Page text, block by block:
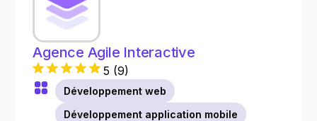
Agence Agile Interactive
5 (9)
Développement web
Développement application mobile